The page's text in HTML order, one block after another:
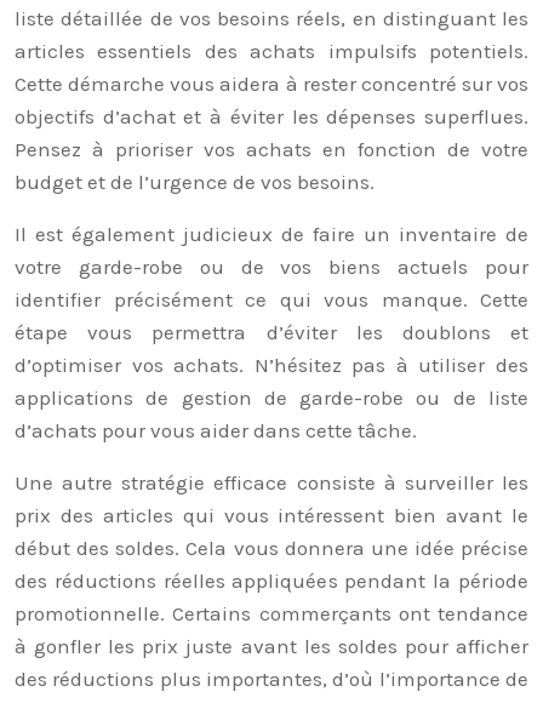
liste détaillée de vos besoins réels, en distinguant les
articles essentiels des achats impulsifs potentiels.
Cette démarche vous aidera à rester concentré sur vos
objectifs d’achat et à éviter les dépenses superflues.
Pensez à prioriser vos achats en fonction de votre
budget et de l’urgence de vos besoins.
Il est également judicieux de faire un inventaire de
votre garde-robe ou de vos biens actuels pour
identifier précisément ce qui vous manque. Cette
étape vous permettra d’éviter les doublons et
d’optimiser vos achats. N’hésitez pas à utiliser des
applications de gestion de garde-robe ou de liste
d’achats pour vous aider dans cette tâche.
Une autre stratégie efficace consiste à surveiller les
prix des articles qui vous intéressent bien avant le
début des soldes. Cela vous donnera une idée précise
des réductions réelles appliquées pendant la période
promotionnelle. Certains commerçants ont tendance
à gonfler les prix juste avant les soldes pour afficher
des réductions plus importantes, d’où l’importance de